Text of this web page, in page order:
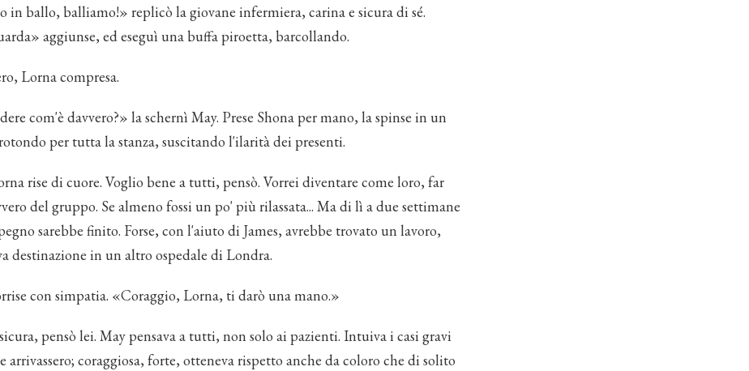
in ballo, balliamo!» replicò la giovane infermiera, carina e sicura di sé.
aggiunse, ed eseguì una buffa piroetta, barcollando.
Lorna compresa.
com'è davvero?» la schernì May. Prese Shona per mano, la spinse in un
per tutta la stanza, suscitando l'ilarità dei presenti.
rise di cuore. Voglio bene a tutti, pensò. Vorrei diventare come loro, far
del gruppo. Se almeno fossi un po' più rilassata... Ma di lì a due settimane
sarebbe finito. Forse, con l'aiuto di James, avrebbe trovato un lavoro,
destinazione in un altro ospedale di Londra.
con simpatia. «Coraggio, Lorna, ti darò una mano.»
pensò lei. May pensava a tutti, non solo ai pazienti. Intuiva i casi gravi
arrivassero; coraggiosa, forte, otteneva rispetto anche da coloro che di solito